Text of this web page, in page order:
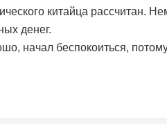
китайца рассчитан.
денег.
начал беспокоиться,